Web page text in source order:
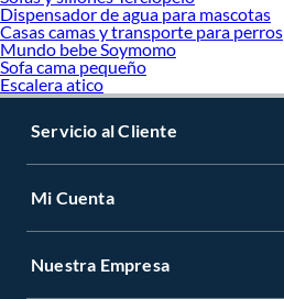
Dispensador de agua para mascotas
Casas camas y transporte para perros
Mundo bebe Soymomo
Sofa cama pequeño
Escalera atico
Servicio al Cliente
Mi Cuenta
Nuestra Empresa